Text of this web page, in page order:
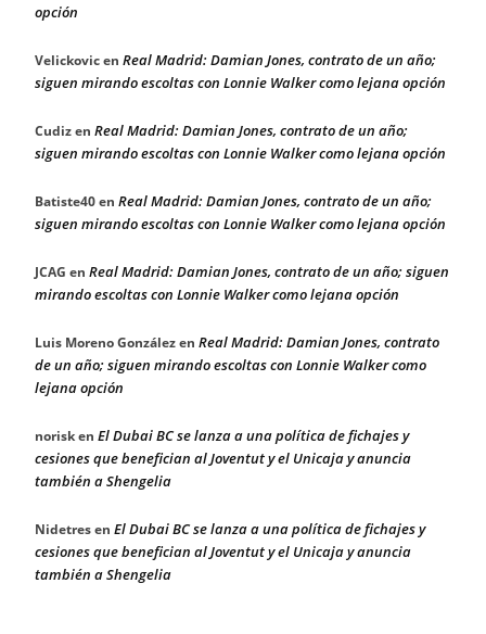
opción
Velickovicen Real Madrid: Damian Jones, contrato de un año;
siguen mirando escoltas con Lonnie Walker como lejana opción
Cudizen Real Madrid: Damian Jones, contrato de un año;
siguen mirando escoltas con Lonnie Walker como lejana opción
Batiste40en Real Madrid: Damian Jones, contrato de un año;
siguen mirando escoltas con Lonnie Walker como lejana opción
JCAG en Real Madrid: Damian Jones, contrato de un año; siguen
mirando escoltas con Lonnie Walker como lejana opción
Luis Moreno Gonzálezen Real Madrid: Damian Jones, contrato
de un año; siguen mirando escoltas con Lonnie Walker como
lejana opción
norisken El Dubai BC se lanza a una política de fichajes y
cesiones que benefician al Joventut y el Unicaja y anuncia
también a Shengelia
Nidetresen El Dubai BC se lanza a una política de fichajes y
cesiones que benefician al Joventut y el Unicaja y anuncia
también a Shengelia